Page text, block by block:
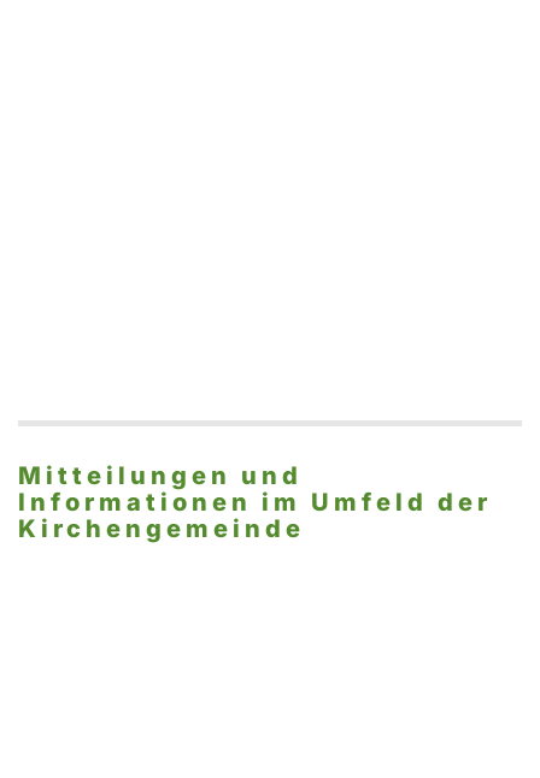
Mitteilungen und
Informationen im Umfeld der
Kirchengemeinde